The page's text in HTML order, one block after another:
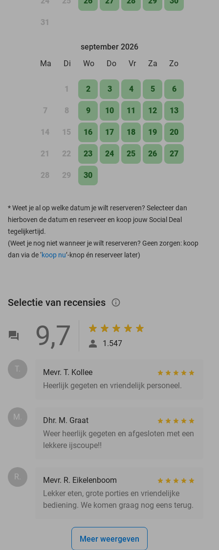
31
september 2026
Ma
Di Wo Do Vr Za Zo
1 2 3 4 5 6
7 8 9 10 11 12 13
14 15 16 17 18 19 20
21 22 23 24 25 26 27
28 29 30
*Weet je al op welke datum je wilt reserveren? Selecteer dan
hierboven de datum en reserveer en koop jouw Social Deal
tegelijkertijd.
(Weet je nog niet wanneer je wilt reserveren? Geen zorgen: koop
dan via de ‘koop nu’-knop én reserveer later)
Selectie van recensies info_outlined
9,7 1.547
T.
Mevr. T. Kollee
Heerlijk gegeten en vriendelijk personeel.
M.
Dhr. M. Graat
Weer heerlijk gegeten en afgesloten met een
lekkere ijscoupe!!
R.
Mevr. R. Eikelenboom
Lekker eten, grote porties en vriendelijke
bediening. We komen graag nog eens terug.
Meer weergeven